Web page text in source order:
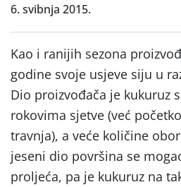
6. svibnja 2015.
Kao i ranijih sezona
godine svoje usjeve siju u
Dio proizvođača je kukuruz
rokovima sjetve (već
travnja), a veće količine
jeseni dio površina se
proljeća, pa je kukuruz na